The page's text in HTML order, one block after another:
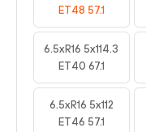
ET48 57.1
6.5xR16 5x114.3
ET40 67.1
6.5xR16 5x112
ET46 57.1